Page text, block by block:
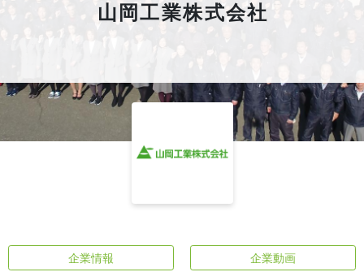
山岡工業株式会社
企業情報 企業動画